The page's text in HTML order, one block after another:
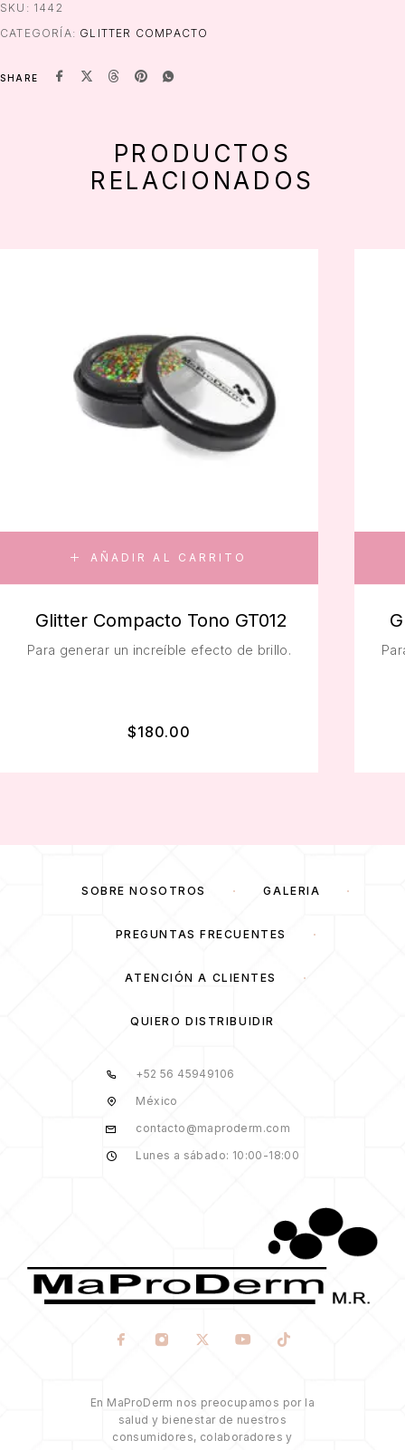
SKU: 1442
CATEGORÍA: GLITTER COMPACTO
SHARE
PRODUCTOS
RELACIONADOS
AÑADIR AL CARRITO
Glitter Compacto Tono GT012
Para generar un increíble efecto de brillo.
$180.00
SOBRE NOSOTROS GALERÍA
PREGUNTAS FRECUENTES
ATENCIÓN A CLIENTES
QUIERO DISTRIBUIDIR
+52 56 45949106
México
contacto@maproderm.com
Lunes a sábado: 10:00-18:00
En MaProDerm nos preocupamos por la
salud y bienestar de nuestros
consumidores, colaboradores y